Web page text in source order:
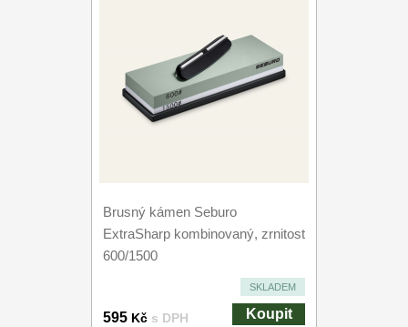
Brusný kámen Seburo
ExtraSharp kombinovaný, zrnitost
600/1500
SKLADEM
595 Kč s DPH Koupit